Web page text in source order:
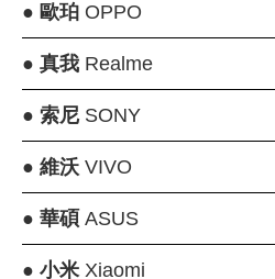
● 歐珀OPPO
● 真我Realme
● 索尼SONY
● 維沃VIVO
● 華碩 ASUS
● 小米Xiaomi